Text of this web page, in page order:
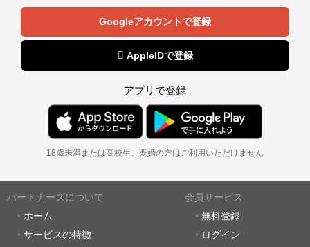
Googleアカウントで登録
 AppleIDで登録
アプリで登録
18歳未満または高校生、既婚の方はご利用いただけません
パートナーズについて
ホーム
サービスの特徴
会員サービス
無料登録
ログイン